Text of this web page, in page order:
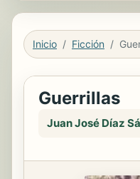
Inicio Ficción
Guerrillas
Juan José Díaz